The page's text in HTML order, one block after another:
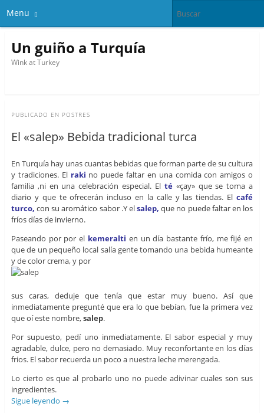
Menu
Un guiño a Turquía
Wink at Turkey
PUBLICADO EN POSTRES
El «salep» Bebida tradicional turca
En Turquía hay unas cuantas bebidas que forman parte de su cultura
y tradiciones. El raki no puede faltar en una comida con amigos o
familia ,ni en una celebración especial. El té «çay» que se toma a
diario y que te ofrecerán incluso en la calle y las tiendas. Elcafé
turco,con su aromático sabor .Y elsalep,que no puede faltar en los
fríos días de invierno.
Paseando por por el kemeralti en un día bastante frío, me fijé en
que de un pequeño local salía gente tomando una bebida humeante
y de color crema, y por
sus caras, deduje que tenía que estar muy bueno. Así que
inmediatamente pregunté que era lo que bebían, fue la primera vez
que oí este nombre,salep.
Por supuesto, pedí uno inmediatamente. El sabor especial y muy
agradable, dulce, pero no demasiado. Muy reconfortante en los días
frios. El sabor recuerda un poco a nuestra leche merengada.
Lo cierto es que al probarlo uno no puede adivinar cuales son sus
ingredientes.
Sigue leyendo →